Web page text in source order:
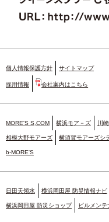
個人情報保護方針 サイトマップ
採用情報 会社案内はこちら
MORE'S S,COM 横浜モア－ズ 川
相模大野モアーズ 横須賀モアーズシ
b-MORE'S
日田天領水 横浜岡田屋 防災情報ナビ
横浜岡田屋 防災ショップ ビルメンテ